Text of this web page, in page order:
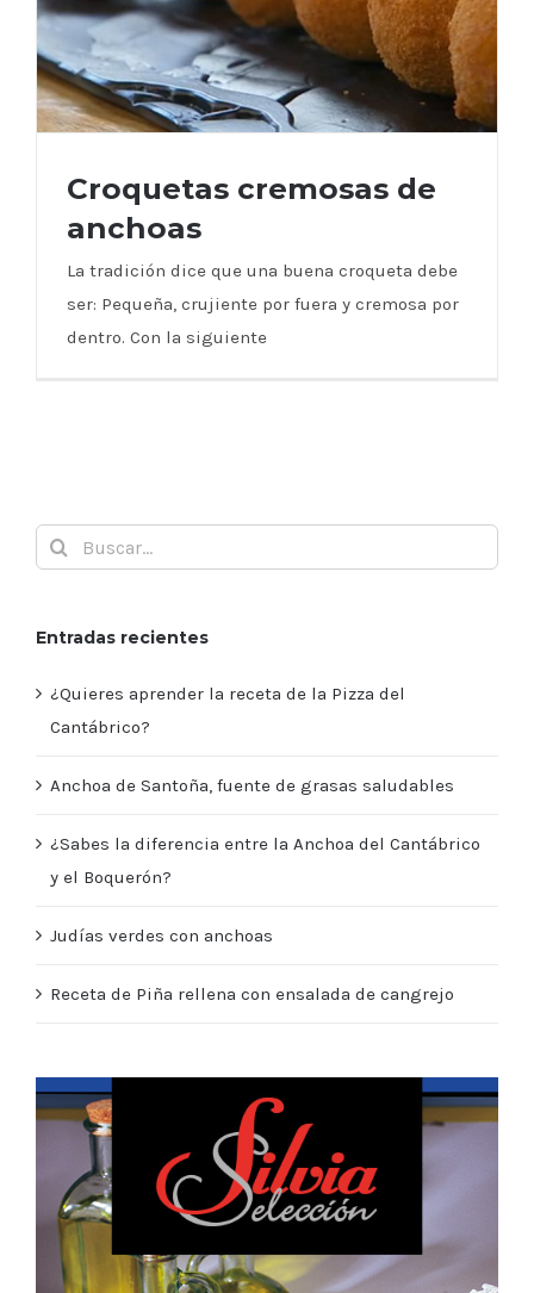
Croquetas cremosas de anchoas
Croquetas cremosas de
anchoas
La tradición dice que una buena croqueta debe
ser: Pequeña, crujiente por fuera y cremosa por
dentro. Con la siguiente
Buscar:
Entradas recientes
¿Quieres aprender la receta de la Pizza del
Cantábrico?
Anchoa de Santoña, fuente de grasas saludables
¿Sabes la diferencia entre la Anchoa del Cantábrico
y el Boquerón?
Judías verdes con anchoas
Receta de Piña rellena con ensalada de cangrejo